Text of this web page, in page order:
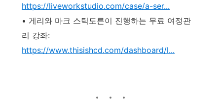
https://liveworkstudio.com/case/a-ser...
• 게리와 마크 스틱도른이 진행하는 무료 여정관
리 강좌:
https://www.thisishcd.com/dashboard/l...